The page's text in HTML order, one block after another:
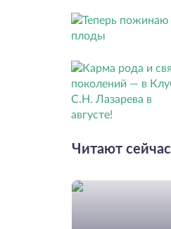
Читают сейчас